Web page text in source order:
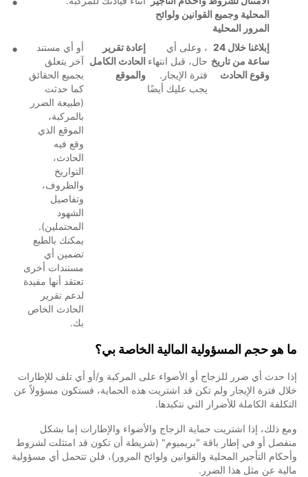
المحلية وجميع القوانين ولوائح
المرور المحلية
إبلاغنا خلال 24
ساعة من تاريخ
وقوع الحادث
، وعلى أي
حال، قبل انتهاء
فترة الإيجار.
يجب عليك أيضًا
إعادة تقرير
الحادث الكامل
والموقع
أو أي مستند
آخر يتعلق
بجميع الحقائق
كما حدثت
(طبيعة الضرر
بالمركبة،
الموقع الذي
وقع فيه
الحادث،
التواريخ
والظروف،
وتفاصيل
الشهود
المحتملين).
يمكنك بالطبع
تضمين أي
مستندات أخرى
تعتقد أنها مفيدة
لدعم تقرير
الحادث الخاص
بك.
ما هو حجم المسؤولية المالية الخاصة بي؟
إذا حدث أي ضرر للزجاج أو الأضواء على المركبة و/أو أي تلف للإطارات
خلال فترة الإيجار ولم تكن قد اشتريت هذه الحماية، فستكون مسؤولاً عن
التكلفة الكاملة للأضرار التي نتكبدها.
ومع ذلك، إذا اشتريت حماية الزجاج والأضواء والإطارات إما بشكل
منفصل أو في إطار باقة "بريميوم" (شريطة أن تكون قد امتثلت لشروط
وأحكام التأجير المحلية والقوانين ولوائح المرور)، فلن تتحمل أي مسؤولية
مالية عن مثل هذا الضرر.